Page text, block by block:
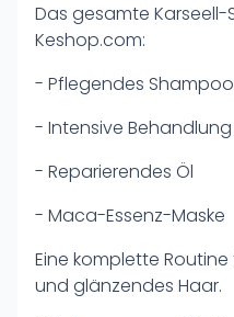
Das gesamte
Keshop.com:
- Pflegendes Shampoo
- Intensive Behandlung
- Reparierendes Öl
- Maca-Essenz-Maske
Eine komplette
und glänzendes Haar.